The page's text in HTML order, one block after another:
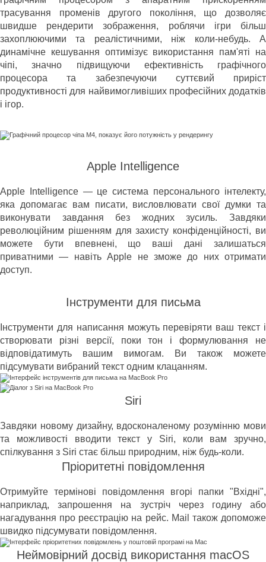
трасування променів другого покоління, що дозволяє
швидше рендерити зображення, роблячи ігри більш
захоплюючими та реалістичними, ніж коли-небудь. А
динамічне кешування оптимізує використання пам'яті на
чіпі, значно підвищуючи ефективність графічного
процесора та забезпечуючи суттєвий приріст
продуктивності для найвимогливіших професійних додатків
і ігор.
Apple Intelligence
Apple Intelligence — це система персонального інтелекту,
яка допомагає вам писати, висловлювати свої думки та
виконувати завдання без жодних зусиль. Завдяки
революційним рішенням для захисту конфіденційності, ви
можете бути впевнені, що ваші дані залишаться
приватними — навіть Apple не зможе до них отримати
доступ.
Інструменти для письма
Інструменти для написання можуть перевіряти ваш текст і
створювати різні версії, поки тон і формулювання не
відповідатимуть вашим вимогам. Ви також можете
підсумувати вибраний текст одним клацанням.
Siri
Завдяки новому дизайну, вдосконаленому розумінню мови
та можливості вводити текст у Siri, коли вам зручно,
спілкування з Siri стає більш природним, ніж будь-коли.
Пріоритетні повідомлення
Отримуйте термінові повідомлення вгорі папки "Вхідні",
наприклад, запрошення на зустріч через годину або
нагадування про реєстрацію на рейс. Mail також допоможе
швидко підсумувати повідомлення.
Неймовірний досвід використання macOS